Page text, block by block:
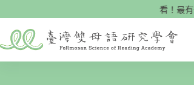
要
🌟快來看看！最有效